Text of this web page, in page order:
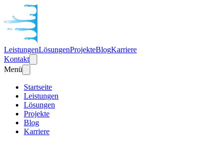
LeistungenLösungenProjekteBlogKarriere
Kontakt
Menü
Startseite
Leistungen
Lösungen
Projekte
Blog
Karriere